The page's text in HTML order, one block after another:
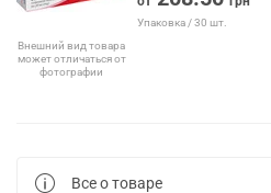
Внешний вид товара
может отличаться от
фотографии
Упаковка / 30 шт.
Все о товаре